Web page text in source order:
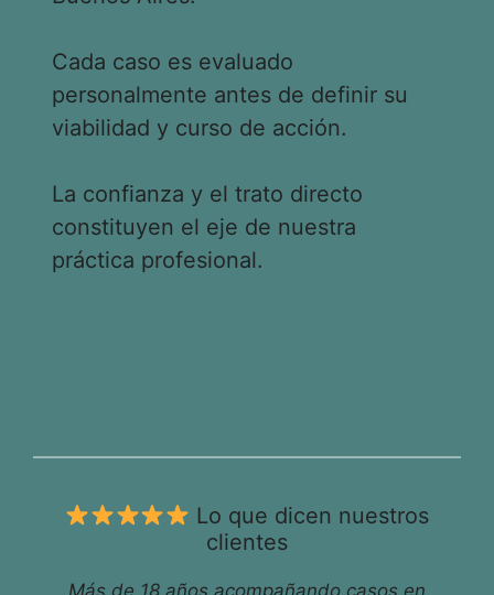
Cada caso es evaluado
personalmente antes de definir su
viabilidad y curso de acción.
La confianza y el trato directo
constituyen el eje de nuestra
práctica profesional.
Lo que dicen nuestros
clientes
Más de 18 años acompañando casos en